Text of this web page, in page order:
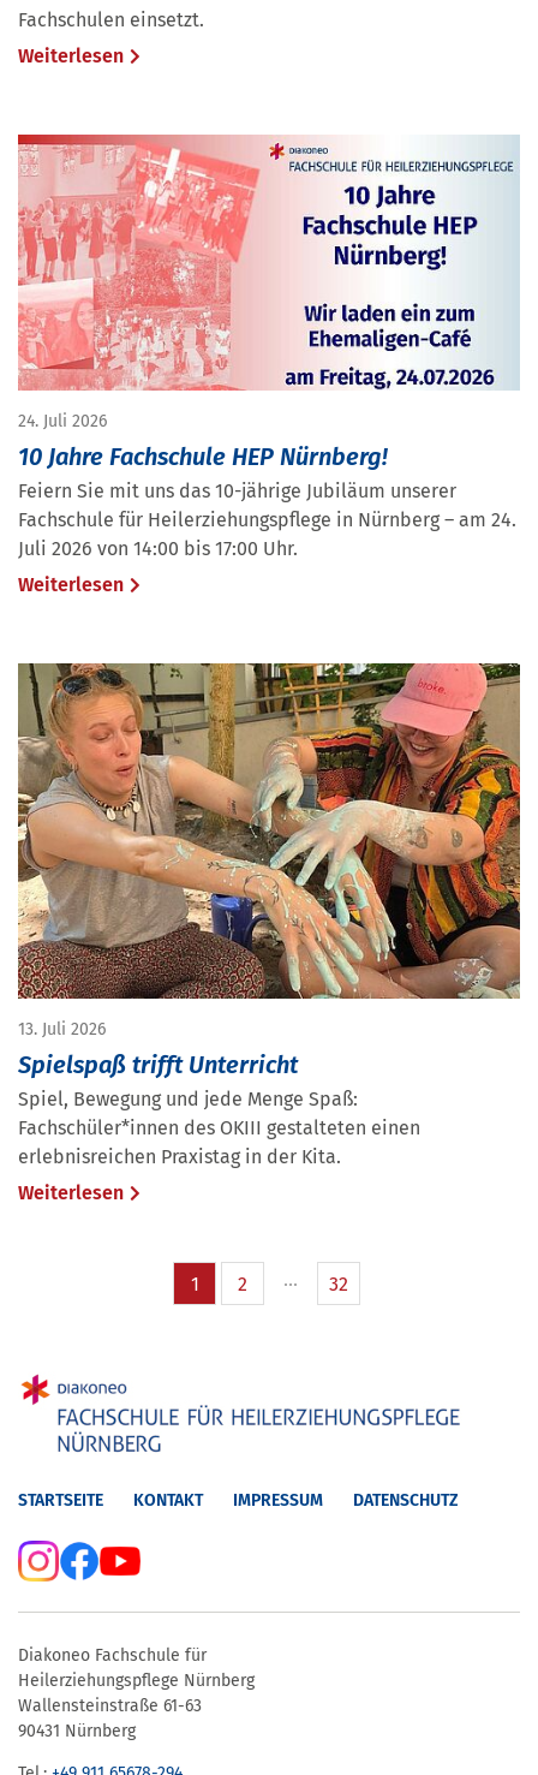
Fachschulen einsetzt.
Weiterlesen
24. Juli 2026
10 Jahre Fachschule HEP Nürnberg!
Feiern Sie mit uns das 10-jährige Jubiläum unserer
Fachschule für Heilerziehungspflege in Nürnberg – am 24.
Juli 2026 von 14:00 bis 17:00 Uhr.
Weiterlesen
13. Juli 2026
Spielspaß trifft Unterricht
Spiel, Bewegung und jede Menge Spaß:
Fachschüler*innen des OKIII gestalteten einen
erlebnisreichen Praxistag in der Kita.
Weiterlesen
1 2 32
STARTSEITE KONTAKT IMPRESSUM DATENSCHUTZ
Diakoneo Fachschule für
Heilerziehungspflege Nürnberg
Wallensteinstraße 61-63
90431 Nürnberg